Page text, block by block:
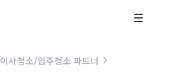
이사청소/입주청소 파트너